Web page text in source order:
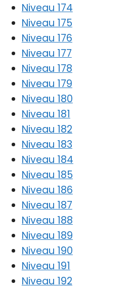
Niveau 174
Niveau 175
Niveau 176
Niveau 177
Niveau 178
Niveau 179
Niveau 180
Niveau 181
Niveau 182
Niveau 183
Niveau 184
Niveau 185
Niveau 186
Niveau 187
Niveau 188
Niveau 189
Niveau 190
Niveau 191
Niveau 192